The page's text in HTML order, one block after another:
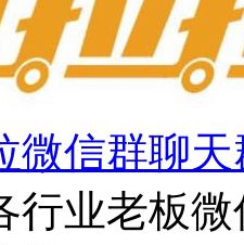
微信群聊天
行业老板微